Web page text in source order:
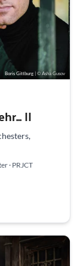
Boris Gittburg | © Asha Gusov
II
· PRJCT